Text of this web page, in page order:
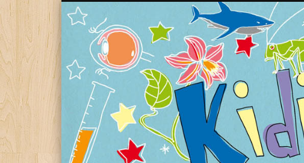
Faire aimer les Sciences aux Enfants !